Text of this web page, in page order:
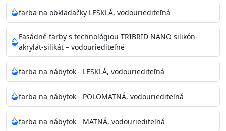
25°C
farba na obkladačky LESKLÁ, vodouriediteľná
Fasádné farby s technológiou TRIBRID NANO silikón-
akrylát-silikát – vodouriediteľné
farba na nábytok - LESKLÁ, vodouriediteľná
farba na nábytok - POLOMATNÁ, vodouriediteľná
farba na nábytok - MATNÁ, vodouriediteľná